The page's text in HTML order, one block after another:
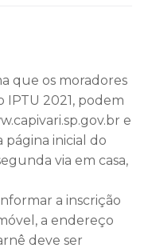
que os moradores
2021, podem
e
página inicial do
via em casa,
a inscrição
a endereço
deve ser